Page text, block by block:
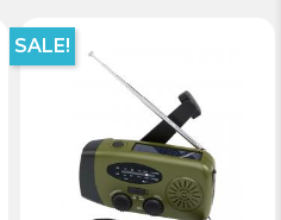
SALE!